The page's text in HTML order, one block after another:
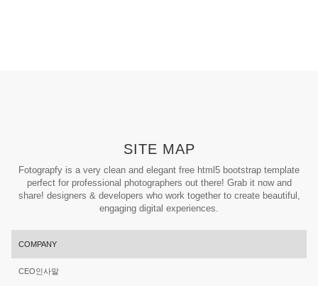
SITE MAP
Fotograpfy is a very clean and elegant free html5 bootstrap template
perfect for professional photographers out there! Grab it now and
share! designers & developers who work together to create beautiful,
engaging digital experiences.
COMPANY
CEO인사말